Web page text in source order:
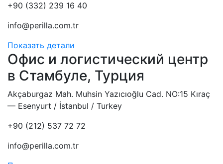
+90 (332) 239 16 40
info@perilla.com.tr
Показать детали
Офис и логистический центр
в Стамбуле, Турция
Akçaburgaz Mah. Muhsin Yazıcıoğlu Cad. NO:15 Kıraç
— Esenyurt / İstanbul / Turkey
+90 (212) 537 72 72
info@perilla.com.tr